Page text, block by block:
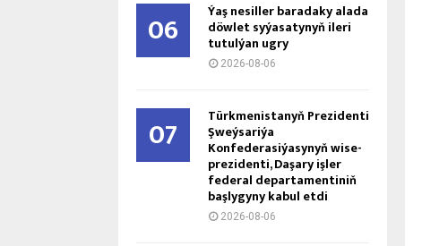
06 Ýaş ne­sil­ler ba­ra­da­ky ala­da
döw­let sy­ýa­sa­ty­nyň ile­ri
tu­tul­ýan ug­ry
2026-08-06
07 Türkmenistanyň Prezidenti
Şweýsariýa
Konfederasiýasynyň wise-
prezidenti, Daşary işler
federal departamentiniň
başlygyny kabul etdi
2026-08-06